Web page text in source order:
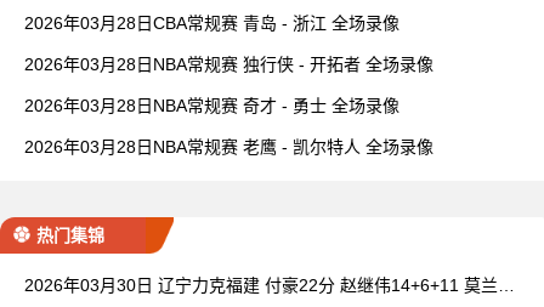
2026年03月28日CBA常规赛 青岛 - 浙江 全场录像
2026年03月28日NBA常规赛 独行侠 - 开拓者 全场录像
2026年03月28日NBA常规赛 奇才 - 勇士 全场录像
2026年03月28日NBA常规赛 老鹰 - 凯尔特人 全场录像
热门集锦
2026年03月30日 辽宁力克福建 付豪22分 赵继伟14+6+11 莫兰德